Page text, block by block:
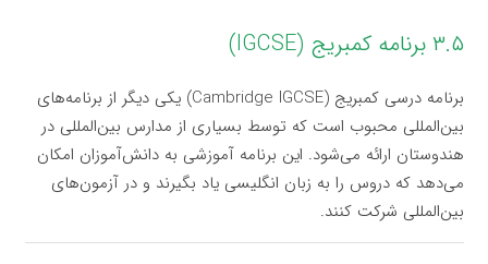
۳.۵ برنامه کمبریج (IGCSE)
برنامه درسی کمبریج (Cambridge IGCSE) یکی دیگر از برنامه‌های
بین‌المللی محبوب است که توسط بسیاری از مدارس بین‌المللی در
هندوستان ارائه می‌شود. این برنامه آموزشی به دانش‌آموزان امکان
می‌دهد که دروس را به زبان انگلیسی یاد بگیرند و در آزمون‌های
بین‌المللی شرکت کنند.